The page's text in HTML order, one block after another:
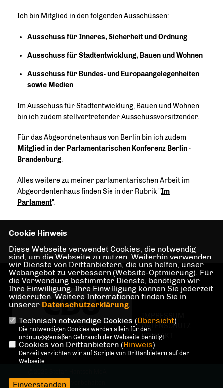
Ich bin Mitglied in den folgenden Ausschüssen:
Ausschuss für Inneres, Sicherheit und Ordnung
Ausschuss für Stadtentwicklung, Bauen und Wohnen
Ausschuss für Bundes- und Europaangelegenheiten
sowie Medien
Im Ausschuss für Stadtentwicklung, Bauen und Wohnen
bin ich zudem stellvertretender Ausschussvorsitzender.
Für das Abgeordnetenhaus von Berlin bin ich zudem
Mitglied in der Parlamentarischen Konferenz Berlin -
Brandenburg.
Alles weitere zu meiner parlamentarischen Arbeit im
Abgeordentenhaus finden Sie in der Rubrik "Im
Parlament".
IMPRESSUM
DATENSCHUTZ
KONTAKT
Alle Rechte vorbehalten.
Cookie Hinweis
Diese Webseite verwendet Cookies, die notwendig
sind, um die Webseite zu nutzen. Weiterhin verwenden
wir Dienste von Drittanbietern, die uns helfen, unser
Webangebot zu verbessern (Website-Optmierung). Für
die Verwendung bestimmter Dienste, benötigen wir
Ihre Einwilligung. Ihre Einwilligung können Sie jederzeit
widerrufen. Weitere Informationen finden Sie in
unserer Datenschutzerklärung.
Technisch notwendige Cookies (Übersicht)
Die notwendigen Cookies werden allein für den
ordnungsgemäßen Gebrauch der Webseite benötigt.
Cookies von Drittanbietern (Hinweis)
Derzeit verzichten wir auf Scripte von Drittanbietern auf der
Webseite.
Einverstanden